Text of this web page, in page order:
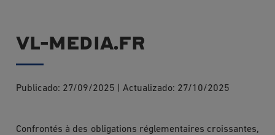
VL-MEDIA.FR
Publicado: 27/09/2025 Actualizado: 27/10/2025
Confrontés à des obligations réglementaires croissantes,